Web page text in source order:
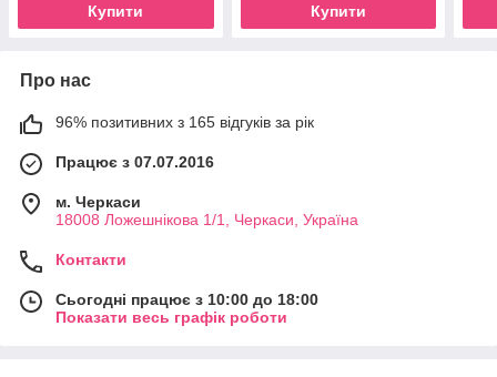
Купити Купити
Про нас
96% позитивних з 165 відгуків за рік
Працює з 07.07.2016
м. Черкаси
18008 Ложешнікова 1/1, Черкаси, Україна
Контакти
Сьогодні працює з 10:00 до 18:00
Показати весь графік роботи